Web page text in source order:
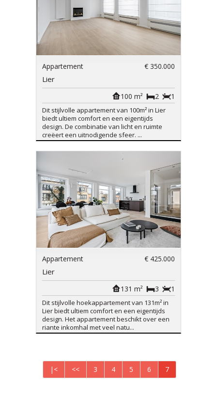
Appartement € 350.000
Lier
1
2
100 m²
Dit stijlvolle appartement van 100m² in Lier
biedt ultiem comfort en een eigentijds
design. De combinatie van licht en ruimte
creëert een uitnodigende sfeer. ...
Appartement € 425.000
Lier
1
3
131 m²
Dit stijlvolle hoekappartement van 131m² in
Lier biedt ultiem comfort en een eigentijds
design. Het appartement beschikt over een
riante inkomhal met veel natu...
|< << 3 4 5 6 7